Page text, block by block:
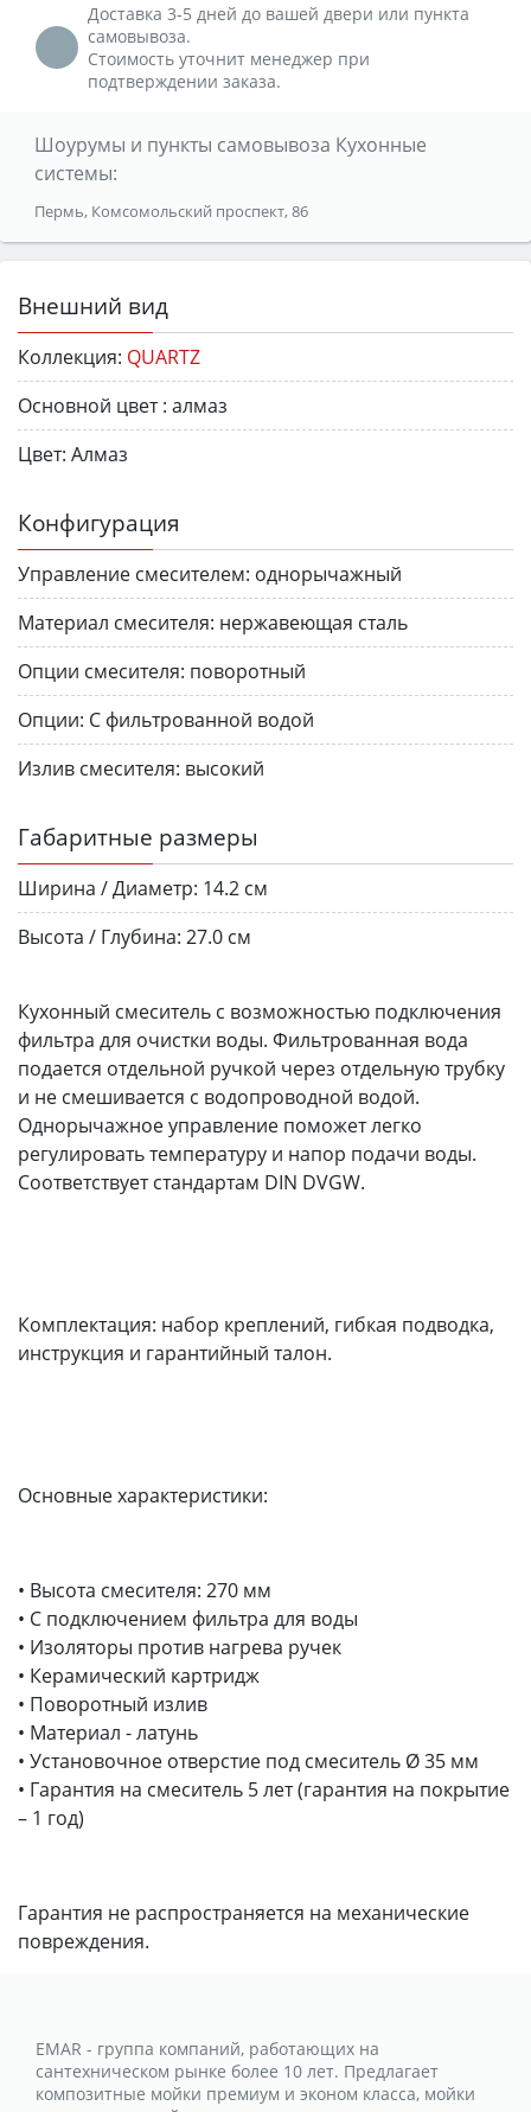
Доставка 3-5 дней до вашей двери или пункта
самовывоза.
Стоимость уточнит менеджер при
подтверждении заказа.
Шоурумы и пункты самовывоза Кухонные
системы:
Пермь, Комсомольский проспект, 86
Внешний вид
Коллекция: QUARTZ
Основной цвет : алмаз
Цвет: Алмаз
Конфигурация
Управление смесителем: однорычажный
Материал смесителя: нержавеющая сталь
Опции смесителя: поворотный
Опции: С фильтрованной водой
Излив смесителя: высокий
Габаритные размеры
Ширина / Диаметр: 14.2 см
Высота / Глубина: 27.0 см
Кухонный смеситель с возможностью подключения
фильтра для очистки воды. Фильтрованная вода
подается отдельной ручкой через отдельную трубку
и не смешивается с водопроводной водой.
Однорычажное управление поможет легко
регулировать температуру и напор подачи воды.
Соответствует стандартам DIN DVGW.
Комплектация: набор креплений, гибкая подводка,
инструкция и гарантийный талон.
Основные характеристики:
• Высота смесителя: 270 мм
• С подключением фильтра для воды
• Изоляторы против нагрева ручек
• Керамический картридж
• Поворотный излив
• Материал - латунь
• Установочное отверстие под смеситель Ø 35 мм
• Гарантия на смеситель 5 лет (гарантия на покрытие
– 1 год)
Гарантия не распространяется на механические
повреждения.
EMAR - группа компаний, работающих на
сантехническом рынке более 10 лет. Предлагает
композитные мойки премиум и эконом класса, мойки